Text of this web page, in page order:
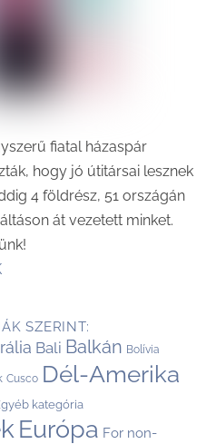
fiatal házaspár
hogy jó útitársai lesznek
4 földrész, 51 országán
át vezetett minket.
SZERINT:
Bali Balkán Bolívia
Cusco Dél-Amerika
kategória
Európa For non-